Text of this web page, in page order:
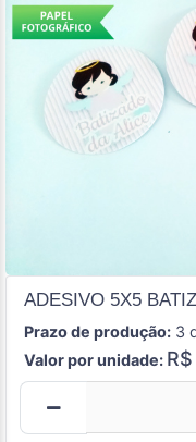
ADESIVO 5X5
Prazo de produção: 3
Valor por unidade: